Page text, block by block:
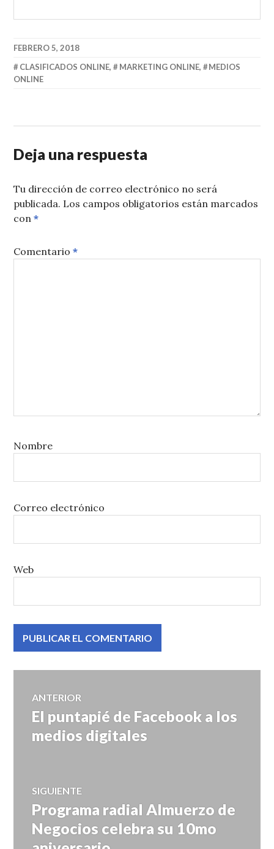
FEBRERO 5, 2018
CLASIFICADOS ONLINE, MARKETING ONLINE,
MEDIOS
ONLINE
Deja una respuesta
Tu dirección de correo electrónico no será
publicada. Los campos obligatorios están marcados
con*
Comentario*
Nombre
Correo electrónico
Web
Navegación
de
ANTERIOR
Entrada
anterior:
El puntapié de Facebook a los
medios digitales
SIGUIENTE
Entrada
siguiente:
Programa radial Almuerzo de
Negocios celebra su 10mo